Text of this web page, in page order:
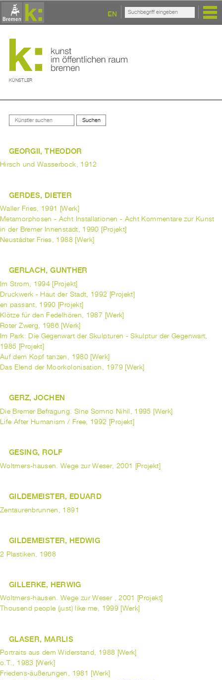
EN
KÜNSTLER
GEORGII, THEODOR
Hirsch und Wasserbock, 1912
GERDES, DIETER
Waller Fries, 1991 [Werk]
Metamorphosen - Acht Installationen - Acht Kommentare zur Kunst
in der Bremer Innenstadt, 1990 [Projekt]
Neustädter Fries, 1988 [Werk]
GERLACH, GUNTHER
Im Strom, 1994 [Projekt]
Druckwerk - Haut der Stadt, 1992 [Projekt]
en passant, 1990 [Projekt]
Klötze für den Fedelhören, 1987 [Werk]
Roter Zwerg, 1986 [Werk]
Im Park: Die Gegenwart der Skulpturen - Skulptur der Gegenwart,
1985 [Projekt]
Auf dem Kopf tanzen, 1980 [Werk]
Das Elend der Moorkolonisation, 1979 [Werk]
GERZ, JOCHEN
Die Bremer Befragung. Sine Somno Nihil, 1995 [Werk]
Life After Humanism / Free, 1992 [Projekt]
GESING, ROLF
Woltmers-hausen. Wege zur Weser, 2001 [Projekt]
GILDEMEISTER, EDUARD
Zentaurenbrunnen, 1891
GILDEMEISTER, HEDWIG
2 Plastiken, 1968
GILLERKE, HERWIG
Woltmers-hausen. Wege zur Weser , 2001 [Projekt]
Thousend people (just) like me, 1999 [Werk]
GLASER, MARLIS
Portraits aus dem Widerstand, 1988 [Werk]
o.T., 1983 [Werk]
Friedens-äußerungen, 1981 [Werk]